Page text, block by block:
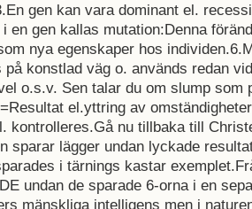
gen kan vara dominant el.
en gen kallas mutation:Denna
nya egenskaper hos
på konstlad väg o. används redan
o.s.v. Sen talar du om slump som
el.yttring av
kontrolleres.Gå nu tillbaka till
sparar lägger undan lyckade
i tärnings kastar
undan de sparade 6-orna i en
mänskliga intelligens men i